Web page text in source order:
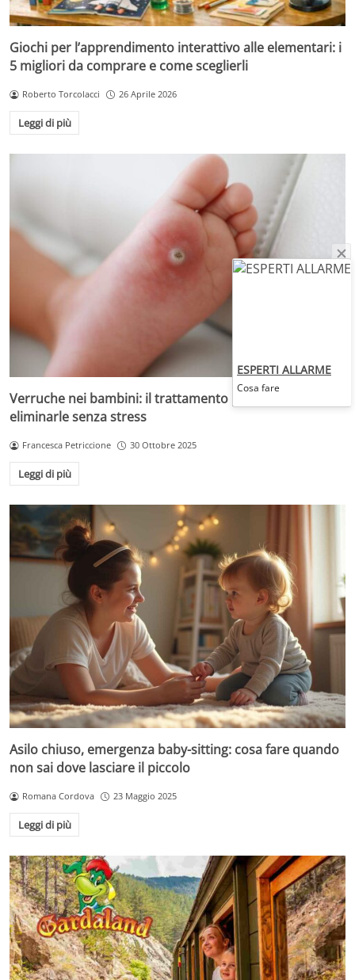
Giochi per l’apprendimento interattivo alle elementari: i
5 migliori da comprare e come sceglierli
Roberto Torcolacci 26 Aprile 2026
Leggi di più
Verruche nei bambini: il trattamento più adatto per
eliminarle senza stress
Francesca Petriccione 30 Ottobre 2025
Leggi di più
Asilo chiuso, emergenza baby-sitting: cosa fare quando
non sai dove lasciare il piccolo
Romana Cordova 23 Maggio 2025
Leggi di più
ESPERTI ALLARME
Cosa fare